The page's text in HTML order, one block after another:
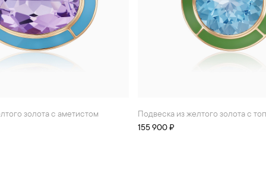
золота с аметистом
Подвеска из желтого золота с
155 900 ₽